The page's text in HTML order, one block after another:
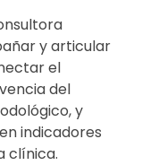
y articular
el
del
y
indicadores
clínica.